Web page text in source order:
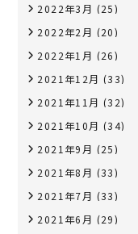
2022年3月 (25)
2022年2月 (20)
2022年1月 (26)
2021年12月 (33)
2021年11月 (32)
2021年10月 (34)
2021年9月 (25)
2021年8月 (33)
2021年7月 (33)
2021年6月 (29)